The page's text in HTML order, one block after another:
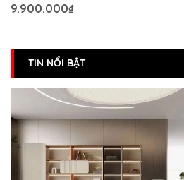
9.900.000₫
TIN NỔI BẬT